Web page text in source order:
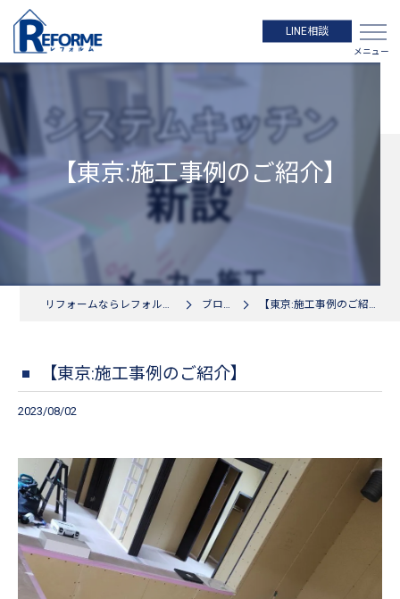
LINE相談
【東京:施工事例のご紹介】
リフォームならレフォルムへ ブログ 【東京:施工事例のご紹介】
【東京:施工事例のご紹介】
2023/08/02